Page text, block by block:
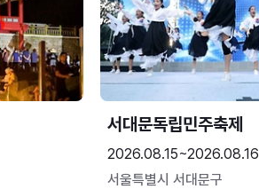
서대문독립민주축제
2026.08.15~2026.08.16
서울특별시 서대문구